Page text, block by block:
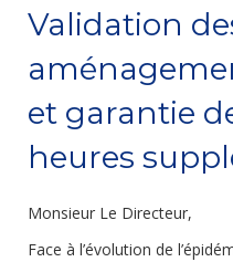
Validation
et garantie
heures
Monsieur Le Directeur,
Face à l’évolution de